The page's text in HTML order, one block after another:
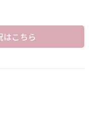
はこちら